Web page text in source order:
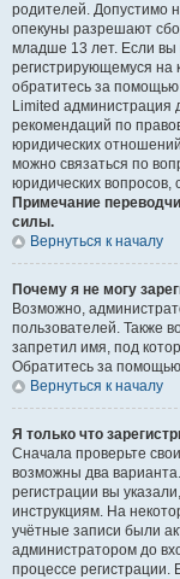
родителей. Допустимо
опекуны разрешают
младше 13 лет. Если вы
регистрирующемуся на
обратитесь за помощью
Limited администрация
рекомендаций по
юридических
можно связаться по
юридических вопросов,
Примечание
силы.
Вернуться к началу
Почему я не могу
Возможно,
пользователей. Также
запретил имя, под
Обратитесь за
Вернуться к началу
Я только что
Сначала проверьте
возможны два
регистрации вы
инструкциям. На
учётные записи были
администратором до
процессе